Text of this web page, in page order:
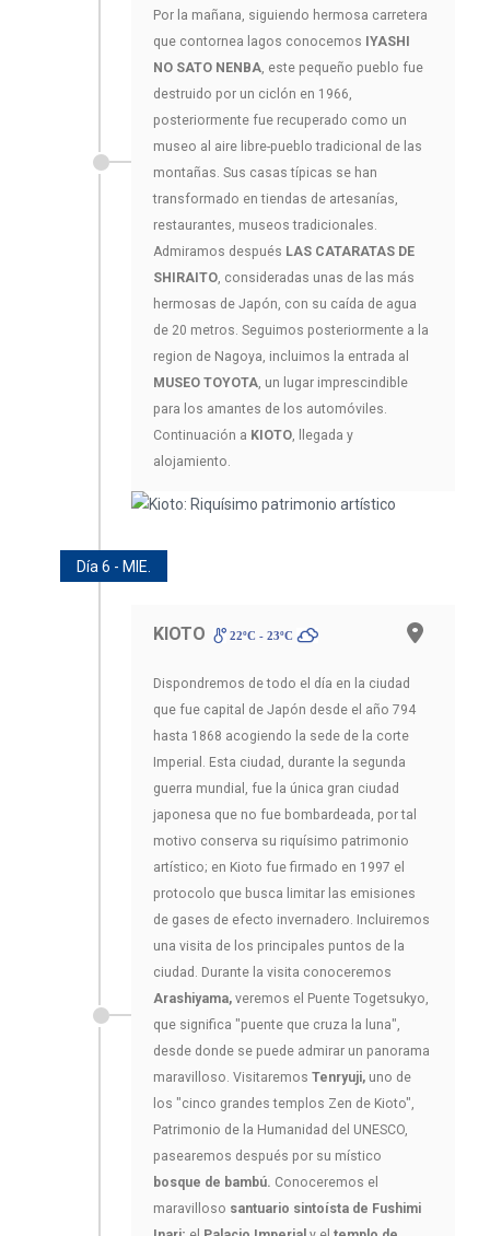
Por la mañana, siguiendo hermosa carretera
que contornea lagos conocemos IYASHI
NO SATO NENBA, este pequeño pueblo fue
destruido por un ciclón en 1966,
posteriormente fue recuperado como un
museo al aire libre-pueblo tradicional de las
montañas. Sus casas típicas se han
transformado en tiendas de artesanías,
restaurantes, museos tradicionales.
Admiramos después LAS CATARATAS DE
SHIRAITO, consideradas unas de las más
hermosas de Japón, con su caída de agua
de 20 metros. Seguimos posteriormente a la
region de Nagoya, incluimos la entrada al
MUSEO TOYOTA, un lugar imprescindible
para los amantes de los automóviles.
Continuación a KIOTO, llegada y
alojamiento.
Día 6 - MIE.
KIOTO 22ºC - 23ºC
Dispondremos de todo el día en la ciudad
que fue capital de Japón desde el año 794
hasta 1868 acogiendo la sede de la corte
Imperial. Esta ciudad, durante la segunda
guerra mundial, fue la única gran ciudad
japonesa que no fue bombardeada, por tal
motivo conserva su riquísimo patrimonio
artístico; en Kioto fue firmado en 1997 el
protocolo que busca limitar las emisiones
de gases de efecto invernadero. Incluiremos
una visita de los principales puntos de la
ciudad. Durante la visita conoceremos
Arashiyama, veremos el Puente Togetsukyo,
que significa "puente que cruza la luna",
desde donde se puede admirar un panorama
maravilloso. Visitaremos Tenryuji, uno de
los "cinco grandes templos Zen de Kioto",
Patrimonio de la Humanidad del UNESCO,
pasearemos después por su místico
bosque de bambú. Conoceremos el
maravilloso santuario sintoísta de Fushimi